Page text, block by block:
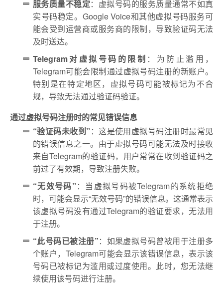
服务质量不稳定：虚拟号码的服务质量通常不如真
实号码稳定。Google Voice和其他虚拟号码服务可
能会受到运营商或服务商的限制，导致验证码无法
及时送达。
Telegram对虚拟号码的限制 ：为防止滥用，
Telegram可能会限制通过虚拟号码注册的新账户。
特别是在特定地区，虚拟号码可能被标记为不合
规，导致无法通过验证码验证。
通过虚拟号码注册时的常见错误信息
“验证码未收到” ：这是使用虚拟号码注册时最常见
的错误信息之一。由于虚拟号码可能无法及时接收
来自Telegram的验证码，用户常常在收到验证码之
前过了有效期，导致注册失败。
“无效号码” ：当虚拟号码被Telegram的系统拒绝
时，可能会显示“无效号码”的错误信息。这通常表示
该虚拟号码没有通过Telegram的验证要求，无法用
于注册。
“此号码已被注册”：如果虚拟号码曾被用于注册多
个账户，Telegram可能会显示该错误信息，表示该
号码已被标记为滥用或过度使用。此时，您无法继
续使用该号码进行注册。